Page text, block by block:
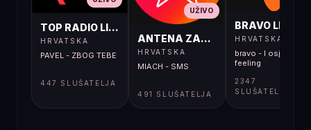
TOP RADIO LIVE
HRVATSKA
PAVEL - ZBOG TEBE
447 SLUŠATELJA
UŽIVO
ANTENA ZAGREB LIVE
HRVATSKA
MIACH - SMS
491 SLUŠATELJA
BRAVO LIVE
HRVATSKA
bravo - I osjećaj i
feeling
2347
SLUŠATELJA